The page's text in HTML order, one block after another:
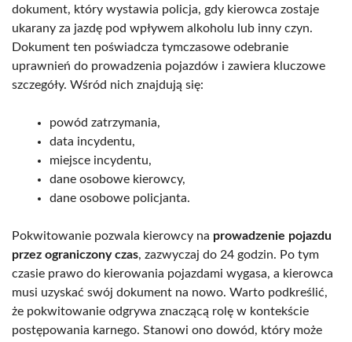
dokument, który wystawia policja, gdy kierowca zostaje
ukarany za jazdę pod wpływem alkoholu lub inny czyn.
Dokument ten poświadcza tymczasowe odebranie
uprawnień do prowadzenia pojazdów i zawiera kluczowe
szczegóły. Wśród nich znajdują się:
powód zatrzymania,
data incydentu,
miejsce incydentu,
dane osobowe kierowcy,
dane osobowe policjanta.
Pokwitowanie pozwala kierowcy na prowadzenie pojazdu
przez ograniczony czas, zazwyczaj do 24 godzin. Po tym
czasie prawo do kierowania pojazdami wygasa, a kierowca
musi uzyskać swój dokument na nowo. Warto podkreślić,
że pokwitowanie odgrywa znaczącą rolę w kontekście
postępowania karnego. Stanowi ono dowód, który może